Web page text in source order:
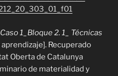
Caso 1_Bloque 2. 1_ Técnicas
Recuperado
Oberta de Catalunya
de materialidad y